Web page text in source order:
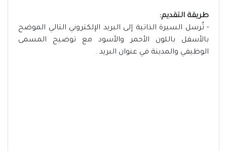
طريقة التقديم:
- تُرسل السيرة الذاتية إلى البريد الإلكتروني التالي الموضح
بالأسفل باللون الأحمر والأسود مع توضيح المسمى
الوظيفي والمدينة في عنوان البريد .